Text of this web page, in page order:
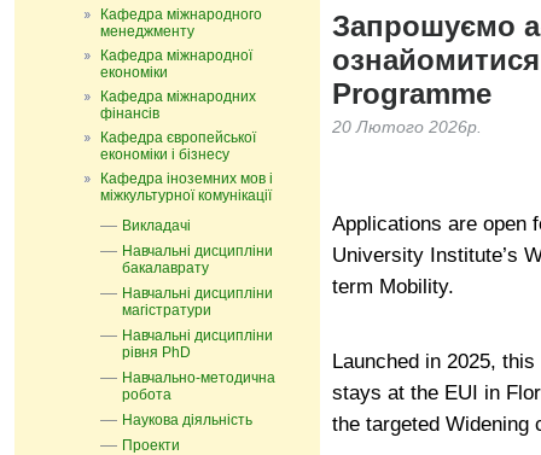
Кафедра міжнародного
менеджменту
Кафедра міжнародної
економіки
Кафедра міжнародних
фінансів
Кафедра європейської
економіки і бізнесу
Кафедра іноземних мов і
міжкультурної комунікації
Викладачі
Навчальні дисципліни
бакалаврату
Навчальні дисципліни
магістратури
Навчальні дисципліни
рівня PhD
Навчально-методична
робота
Наукова діяльність
Проекти
Запрошуємо
Programme
20 Лютого 2026р.
Applications are open
University Institute’s
term Mobility.
Launched in 2025, this
stays at the EUI in
the targeted Widening